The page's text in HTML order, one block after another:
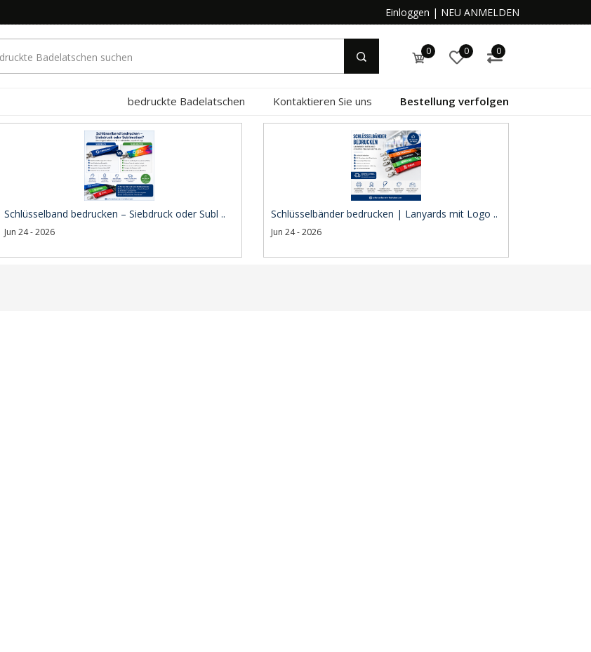
Einloggen | NEU ANMELDEN
0 0 0
bedruckte Badelatschen Kontaktieren Sie uns Bestellung verfolgen
Schlüsselband bedrucken – Siebdruck oder Subl ..
Jun 24 - 2026
Schlüsselbänder bedrucken | Lanyards mit Logo ..
Jun 24 - 2026